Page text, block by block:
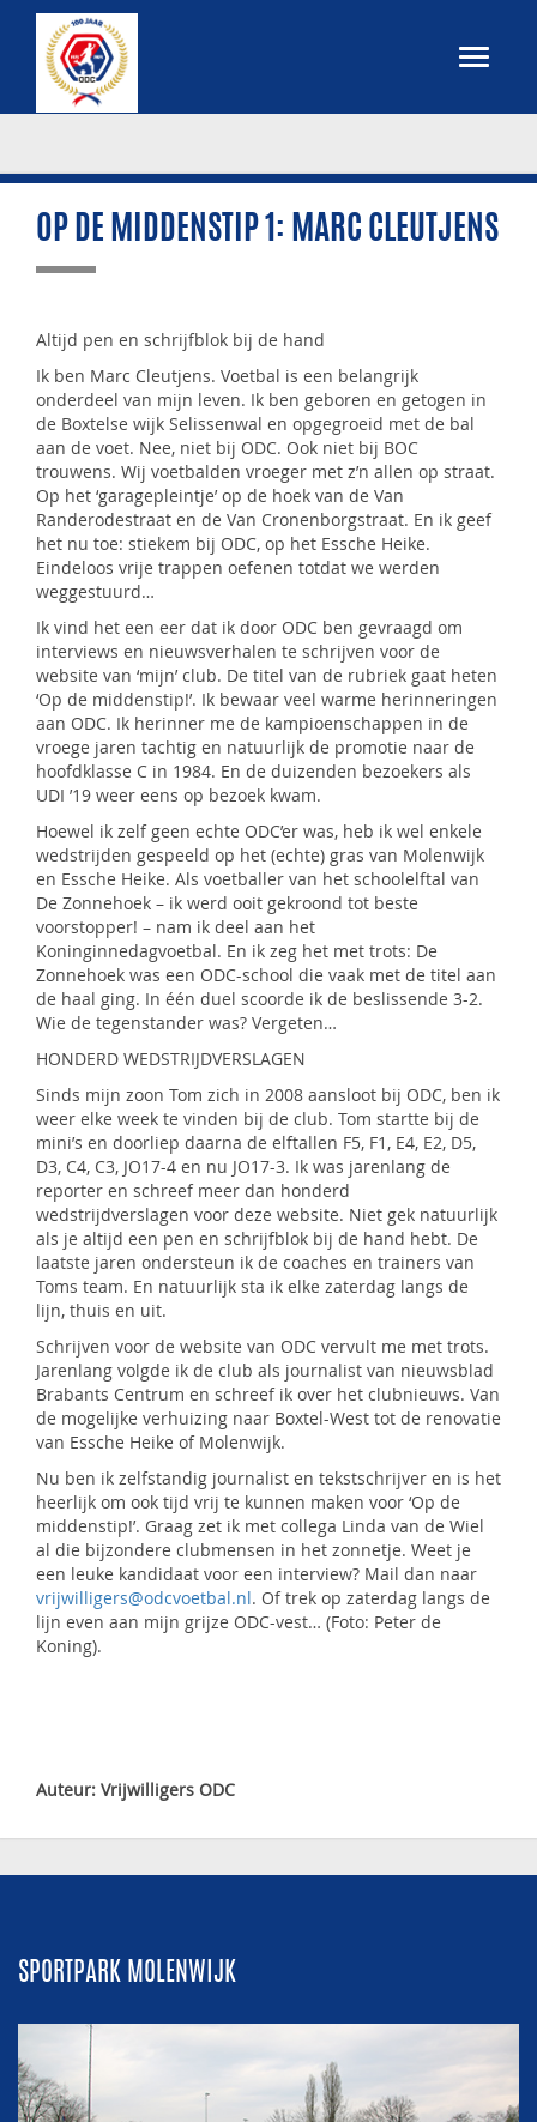
OP DE MIDDENSTIP 1: MARC CLEUTJENS
Altijd pen en schrijfblok bij de hand
Ik ben Marc Cleutjens. Voetbal is een belangrijk
onderdeel van mijn leven. Ik ben geboren en getogen in
de Boxtelse wijk Selissenwal en opgegroeid met de bal
aan de voet. Nee, niet bij ODC. Ook niet bij BOC
trouwens. Wij voetbalden vroeger met z’n allen op straat.
Op het ‘garagepleintje’ op de hoek van de Van
Randerodestraat en de Van Cronenborgstraat. En ik geef
het nu toe: stiekem bij ODC, op het Essche Heike.
Eindeloos vrije trappen oefenen totdat we werden
weggestuurd…
Ik vind het een eer dat ik door ODC ben gevraagd om
interviews en nieuwsverhalen te schrijven voor de
website van ‘mijn’ club. De titel van de rubriek gaat heten
‘Op de middenstip!’. Ik bewaar veel warme herinneringen
aan ODC. Ik herinner me de kampioenschappen in de
vroege jaren tachtig en natuurlijk de promotie naar de
hoofdklasse C in 1984. En de duizenden bezoekers als
UDI ’19 weer eens op bezoek kwam.
Hoewel ik zelf geen echte ODC’er was, heb ik wel enkele
wedstrijden gespeeld op het (echte) gras van Molenwijk
en Essche Heike. Als voetballer van het schoolelftal van
De Zonnehoek – ik werd ooit gekroond tot beste
voorstopper! – nam ik deel aan het
Koninginnedagvoetbal. En ik zeg het met trots: De
Zonnehoek was een ODC-school die vaak met de titel aan
de haal ging. In één duel scoorde ik de beslissende 3-2.
Wie de tegenstander was? Vergeten…
HONDERD WEDSTRIJDVERSLAGEN
Sinds mijn zoon Tom zich in 2008 aansloot bij ODC, ben ik
weer elke week te vinden bij de club. Tom startte bij de
mini’s en doorliep daarna de elftallen F5, F1, E4, E2, D5,
D3, C4, C3, JO17-4 en nu JO17-3. Ik was jarenlang de
reporter en schreef meer dan honderd
wedstrijdverslagen voor deze website. Niet gek natuurlijk
als je altijd een pen en schrijfblok bij de hand hebt. De
laatste jaren ondersteun ik de coaches en trainers van
Toms team. En natuurlijk sta ik elke zaterdag langs de
lijn, thuis en uit.
Schrijven voor de website van ODC vervult me met trots.
Jarenlang volgde ik de club als journalist van nieuwsblad
Brabants Centrum en schreef ik over het clubnieuws. Van
de mogelijke verhuizing naar Boxtel-West tot de renovatie
van Essche Heike of Molenwijk.
Nu ben ik zelfstandig journalist en tekstschrijver en is het
heerlijk om ook tijd vrij te kunnen maken voor ‘Op de
middenstip!’. Graag zet ik met collega Linda van de Wiel
al die bijzondere clubmensen in het zonnetje. Weet je
een leuke kandidaat voor een interview? Mail dan naar
vrijwilligers@odcvoetbal.nl. Of trek op zaterdag langs de
lijn even aan mijn grijze ODC-vest… (Foto: Peter de
Koning).
Auteur: Vrijwilligers ODC
SPORTPARK MOLENWIJK